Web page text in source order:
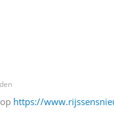
https://